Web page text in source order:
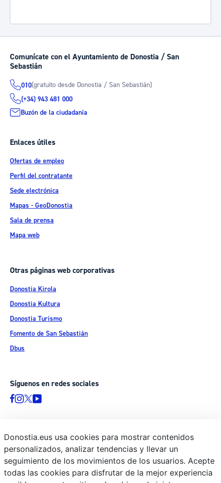
Comunícate con el Ayuntamiento de Donostia / San
Sebastián
010(gratuito desde Donostia / San Sebastián)
(+34) 943 481 000
Buzón de la ciudadanía
Enlaces útiles
Ofertas de empleo
Perfil del contratante
Sede electrónica
Mapas - GeoDonostia
Sala de prensa
Mapa web
Otras páginas web corporativas
Donostia Kirola
Donostia Kultura
Donostia Turismo
Fomento de San Sebastián
Dbus
Síguenos en redes sociales
© Donostiako Udala - Ayuntamiento de Donostia / San Sebastián
Ijentea 1, 20003 Donostia / San Sebastián
Aviso legal
Donostia.eus usa cookies para mostrar contenidos
personalizados, analizar tendencias y llevar un
seguimiento de los movimientos de los usuarios. Acepte
todas las cookies para disfrutar de la mejor experiencia